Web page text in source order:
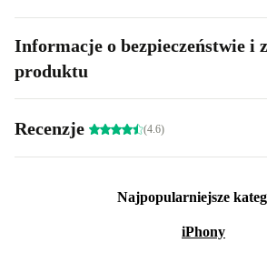
Informacje o bezpieczeństwie i
produktu
Recenzje (4.6)
Najpopularniejsze
iPhony